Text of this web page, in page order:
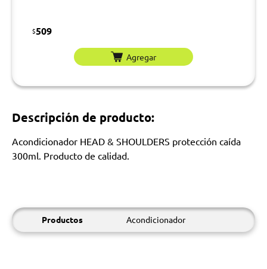
$509
Agregar
Descripción de producto:
Acondicionador HEAD & SHOULDERS protección caída
300ml. Producto de calidad.
Productos Acondicionador